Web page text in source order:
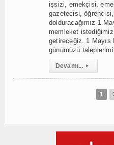
işsizi, emekçisi,
gazetecisi, öğrencisi,
dolduracağımız 1
memleket
getireceğiz. 1 Mayıs
günümüzü
Devamı... ▸
1